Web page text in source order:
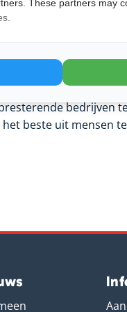
sector te zijn.
bedrijven
beste uit mensen
These partners may